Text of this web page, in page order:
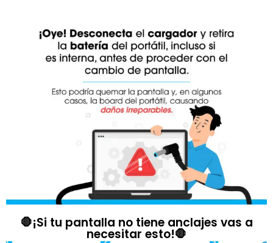
🛑¡Si tu pantalla no tiene anclajes vas a
necesitar esto!🛑